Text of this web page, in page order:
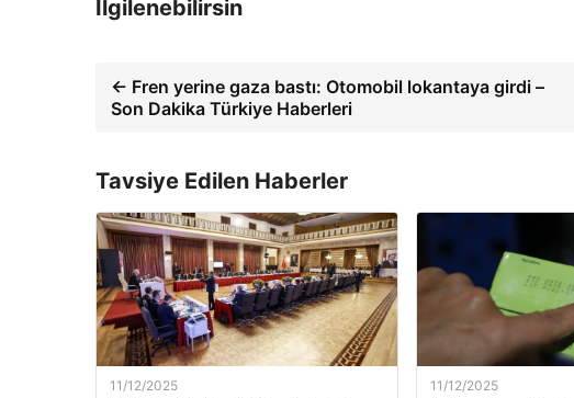
İlgilenebilirsin
← Fren yerine gaza bastı: Otomobil lokantaya girdi –
Son Dakika Türkiye Haberleri
Tavsiye Edilen Haberler
11/12/2025 11/12/2025